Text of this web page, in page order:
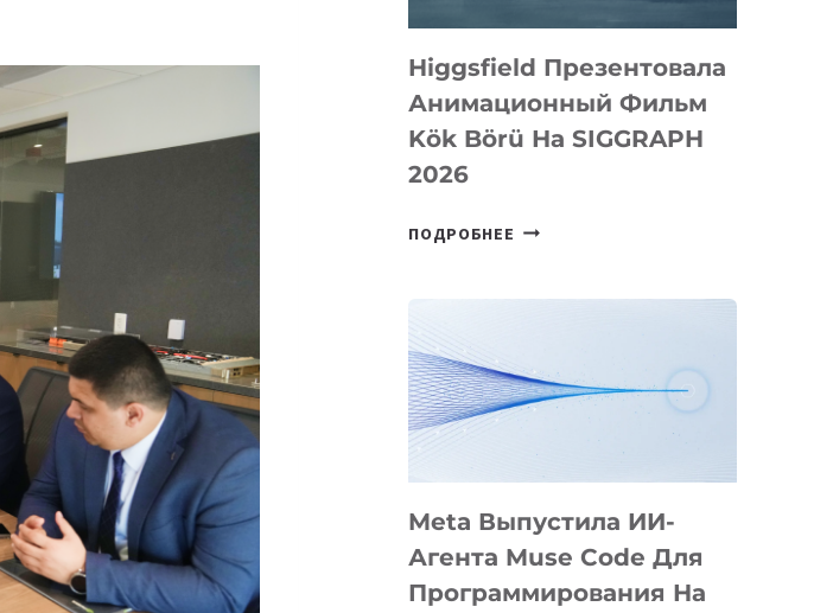
Higgsfield Презентовала
Анимационный Фильм
Kök Börü На SIGGRAPH
2026
ПОДРОБНЕЕ HIGGSFIELD
BÖRÜ
НА
Meta Выпустила ИИ-
Агента Muse Code Для
Программирования На